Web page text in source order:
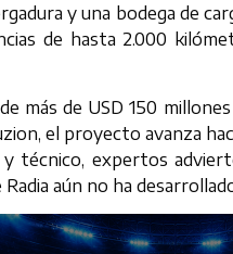
y una bodega de
de hasta 2.000
más de USD 150
el proyecto avanza
técnico, expertos
aún no ha